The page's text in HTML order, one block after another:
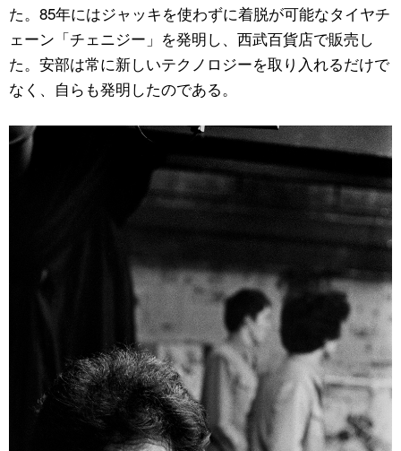
た。85年にはジャッキを使わずに着脱が可能なタイヤチ
ェーン「チェニジー」を発明し、西武百貨店で販売し
た。安部は常に新しいテクノロジーを取り入れるだけで
なく、自らも発明したのである。